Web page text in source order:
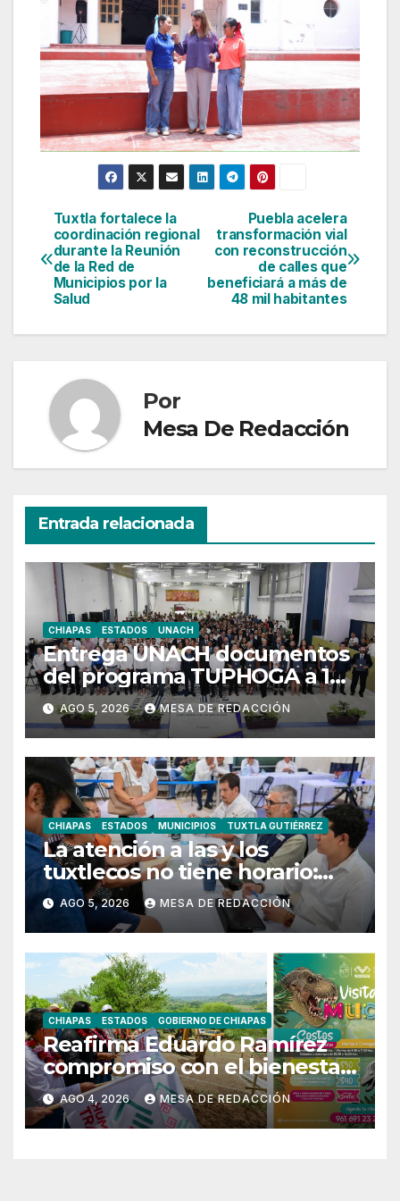
Navegación
de
entradas
Puebla acelera
transformación vial
con reconstrucción
de calles que
beneficiará a más de
48 mil habitantes
Tuxtla fortalece la
coordinación regional
durante la Reunión
de la Red de
Municipios por la
Salud
Por
Mesa De Redacción
Entrada relacionada
CHIAPAS ESTADOS UNACH
Entrega UNACH documentos
del programa TUPHOGA a 129
egresados de posgrado
AGO 5, 2026 MESA DE REDACCIÓN
CHIAPAS ESTADOS MUNICIPIOS TUXTLA GUTIÉRREZ
La atención a las y los
tuxtlecos no tiene horario:
Angel Torres
AGO 5, 2026 MESA DE REDACCIÓN
CHIAPAS ESTADOS GOBIERNO DE CHIAPAS
Reafirma Eduardo Ramírez
compromiso con el bienestar
y la prosperidad de Chiapilla y
San Lucas
AGO 4, 2026 MESA DE REDACCIÓN